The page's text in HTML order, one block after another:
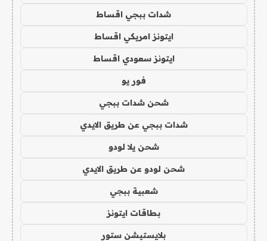
شدات ببجي اقساط
ايتونز امريكي اقساط
ايتونز سعودي اقساط
فور يو
شحن شدات ببجي
شدات ببجي عن طريق الايدي
شحن يلا لودو
شحن لودو عن طريق الايدي
شعبية ببجي
بطاقات ايتونز
بلايستيشن ستور